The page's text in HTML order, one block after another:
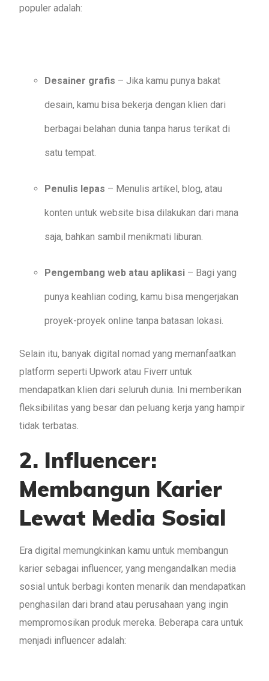
populer adalah:
Desainer grafis – Jika kamu punya bakat
desain, kamu bisa bekerja dengan klien dari
berbagai belahan dunia tanpa harus terikat di
satu tempat.
Penulis lepas – Menulis artikel, blog, atau
konten untuk website bisa dilakukan dari mana
saja, bahkan sambil menikmati liburan.
Pengembang web atau aplikasi– Bagi yang
punya keahlian coding, kamu bisa mengerjakan
proyek-proyek online tanpa batasan lokasi.
Selain itu, banyak digital nomad yang memanfaatkan
platform seperti Upwork atau Fiverr untuk
mendapatkan klien dari seluruh dunia. Ini memberikan
fleksibilitas yang besar dan peluang kerja yang hampir
tidak terbatas.
2. Influencer:
Membangun Karier
Lewat Media Sosial
Era digital memungkinkan kamu untuk membangun
karier sebagai influencer, yang mengandalkan media
sosial untuk berbagi konten menarik dan mendapatkan
penghasilan dari brand atau perusahaan yang ingin
mempromosikan produk mereka. Beberapa cara untuk
menjadi influencer adalah: